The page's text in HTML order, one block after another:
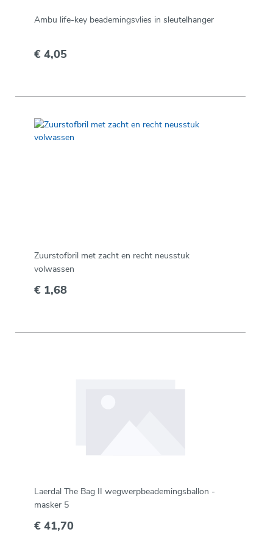
Ambu life-key beademingsvlies in sleutelhanger
€ 4,05
Zuurstofbril met zacht en recht neusstuk
volwassen
€ 1,68
Laerdal The Bag II wegwerpbeademingsballon -
masker 5
€ 41,70